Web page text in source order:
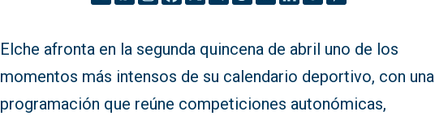
Elche afronta en la segunda quincena de abril uno de los
momentos más intensos de su calendario deportivo, con una
programación que reúne competiciones autonómicas,